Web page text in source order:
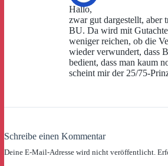
Hallo,
zwar gut dargestellt, aber
BU. Da wird mit
weniger reichen, ob die
wieder verwundert, dass
bedient, dass man kaum
scheint mir der 25/75-
Schreibe einen Kommentar
Deine E-Mail-Adresse wird nicht veröffentlicht.